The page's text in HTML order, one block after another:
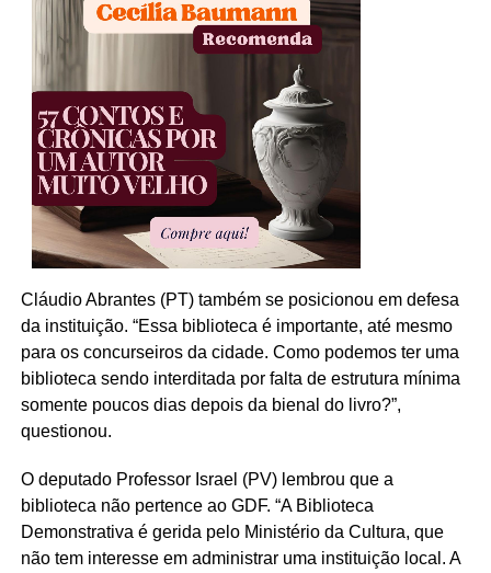
Cláudio Abrantes (PT) também se posicionou em defesa
da instituição. “Essa biblioteca é importante, até mesmo
para os concurseiros da cidade. Como podemos ter uma
biblioteca sendo interditada por falta de estrutura mínima
somente poucos dias depois da bienal do livro?”,
questionou.
O deputado Professor Israel (PV) lembrou que a
biblioteca não pertence ao GDF. “A Biblioteca
Demonstrativa é gerida pelo Ministério da Cultura, que
não tem interesse em administrar uma instituição local. A